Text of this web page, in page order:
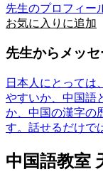
先生のプロフィー
お気に入りに追加
先生からメッ
日本人にとっては
やすいか、中国語
か、中国の漢字の
す。話せるだけで
中国語教室